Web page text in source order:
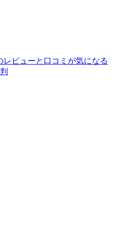
ビューと口コミが気になる